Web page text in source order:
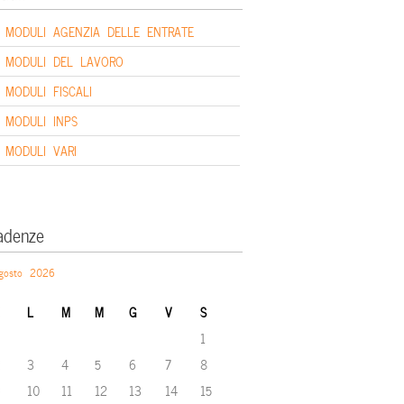
MODULI AGENZIA DELLE ENTRATE
MODULI DEL LAVORO
MODULI FISCALI
MODULI INPS
MODULI VARI
2026
L M M G V S
1
3 4 5 6 7
8
10 11 12 13 14
15